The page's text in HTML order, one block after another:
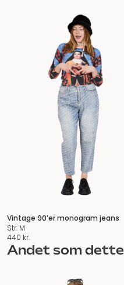
Vintage 90’er monogram jeans
Str. M
440 kr.
Andet som dette